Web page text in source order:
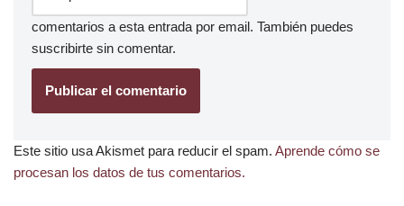
comentarios a esta entrada por email. También puedes
suscribirte sin comentar.
Este sitio usa Akismet para reducir el spam. Aprende cómo se
procesan los datos de tus comentarios.